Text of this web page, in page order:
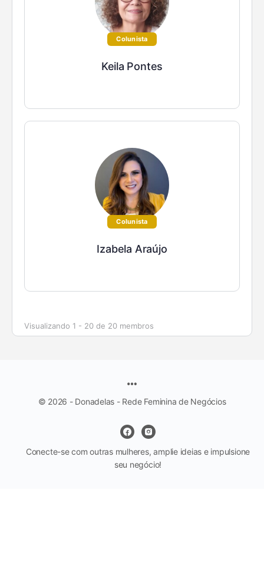
Colunista
Keila Pontes
Colunista
Izabela Araújo
Visualizando 1 - 20 de 20 membros
© 2026 - Donadelas - Rede Feminina de Negócios
Conecte-se com outras mulheres, amplie ideias e impulsione
seu negócio!